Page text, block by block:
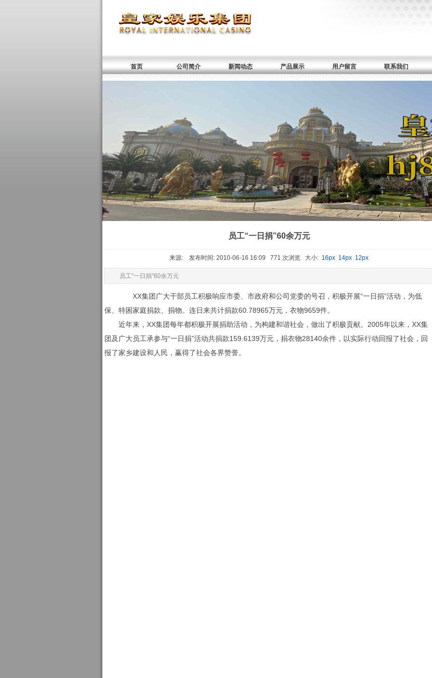
首页 公司简介 新闻动态 产品展示 用户留言 联系我们
员工“一日捐”60余万元
来源: 发布时间: 2010-06-16 16:09 771 次浏览 大小: 16px 14px 12px
员工“一日捐”60余万元
XX集团广大干部员工积极响应市委、市政府和公司党委的号召，积极开展“一日捐”活动，为低
保、特困家庭捐款、捐物。连日来共计捐款60.78965万元，衣物9659件。
近年来，XX集团每年都积极开展捐助活动，为构建和谐社会，做出了积极贡献。2005年以来，XX集
团及广大员工承参与“一日捐”活动共捐款159.6139万元，捐衣物28140余件，以实际行动回报了社会，回
报了家乡建设和人民，赢得了社会各界赞誉。